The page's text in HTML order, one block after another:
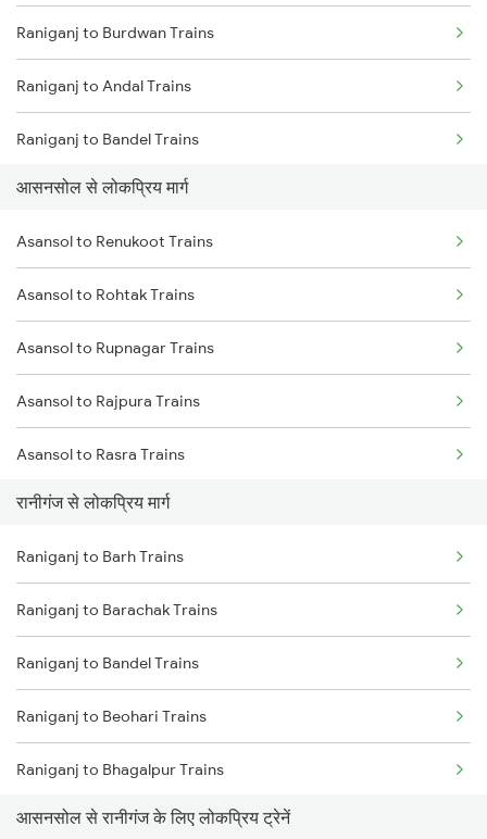
Asansol to Dhanbad Trains
Asansol to Jamui Trains
Raniganj to Burdwan Trains
Raniganj to Andal Trains
Raniganj to Bandel Trains
Raniganj to Jasidih Trains
Raniganj to Dhanbad Trains
Raniganj to Kiul Trains
Raniganj to Jamui Trains
Raniganj to Mughal Sarai Trains
Raniganj to Brahiya Trains
Raniganj to Lakhisarai Trains
Raniganj to Mokameh Trains
आसनसोल से लोकप्रिय मार्ग
Asansol to Renukoot Trains
Asansol to Rohtak Trains
Asansol to Rupnagar Trains
Asansol to Rajpura Trains
Asansol to Rasra Trains
Asansol to Ratlam Trains
Asansol to Raxaul Trains
Asansol to Salem Trains
Asansol to Sandila Trains
Asansol to Bengaluru Trains
Asansol to Sahibganj Trains
Asansol to Sambalpur Trains
रानीगंज से लोकप्रिय मार्ग
Raniganj to Barh Trains
Raniganj to Barachak Trains
Raniganj to Bandel Trains
Raniganj to Beohari Trains
Raniganj to Bhagalpur Trains
Raniganj to Baro Trains
आसनसोल से रानीगंज के लिए लोकप्रिय ट्रेनें